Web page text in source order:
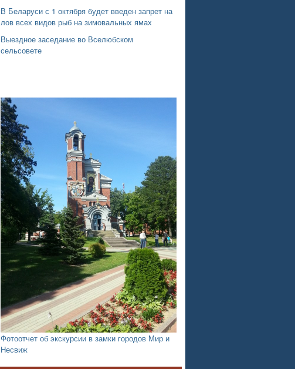
В Беларуси с 1 октября будет введен запрет на
лов всех видов рыб на зимовальных ямах
Выездное заседание во Вселюбском
сельсовете
Фотоотчет об экскурсии в замки городов Мир и
Несвиж